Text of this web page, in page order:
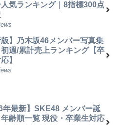
気ランキング｜8指標300点
版】乃木坂46メンバー写真集
週/累計売上ランキング【卒
】
年最新】SKE48 メンバー誕
齢順一覧 現役・卒業生対応